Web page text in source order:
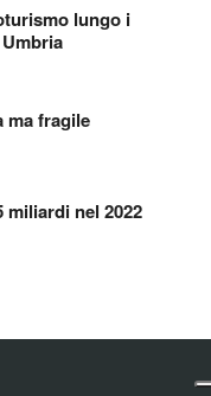
lungo i
ma fragile
miliardi nel 2022